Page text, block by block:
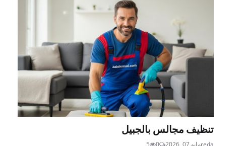
تنظيف مجالس بالجبيل
redaمايو 07, 2026 0
5